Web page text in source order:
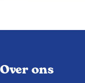
Over ons